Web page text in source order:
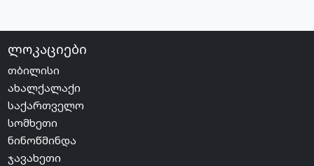
ლოკაციები
თბილისი
ახალქალაქი
საქართველო
სომხეთი
ნინოწმინდა
ჯავახეთი